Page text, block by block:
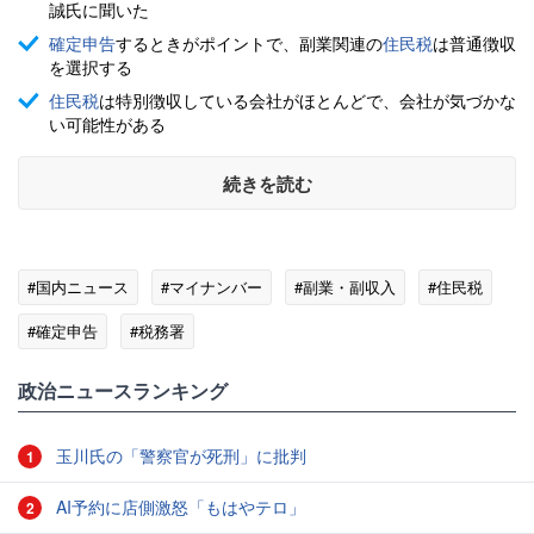
誠氏に聞いた
確定申告するときがポイントで、副業関連の住民税は普通徴収
を選択する
住民税は特別徴収している会社がほとんどで、会社が気づかな
い可能性がある
続きを読む
#国内ニュース #マイナンバー #副業・副収入
#住民税
#確定申告
#税務署
政治ニュースランキング
1 玉川氏の「警察官が死刑」に批判
2 AI予約に店側激怒「もはやテロ」